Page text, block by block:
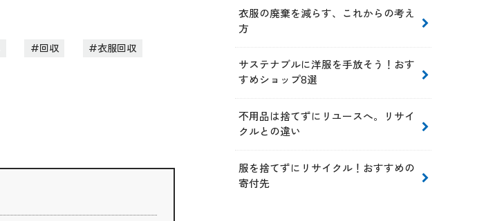
回収 衣服回収
衣服の廃棄を減らす、これからの考え
方
サステナブルに洋服を手放そう！おす
すめショップ8選
不用品は捨てずにリユースへ。リサイ
クルとの違い
服を捨てずにリサイクル！おすすめの
寄付先